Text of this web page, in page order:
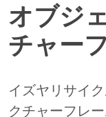
オブジ
チャー
イズヤリサイ
クチャーフレ